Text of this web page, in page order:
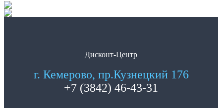
Дисконт-Центр
г. Кемерово, пр.Кузнецкий 176
+7 (3842) 46-43-31